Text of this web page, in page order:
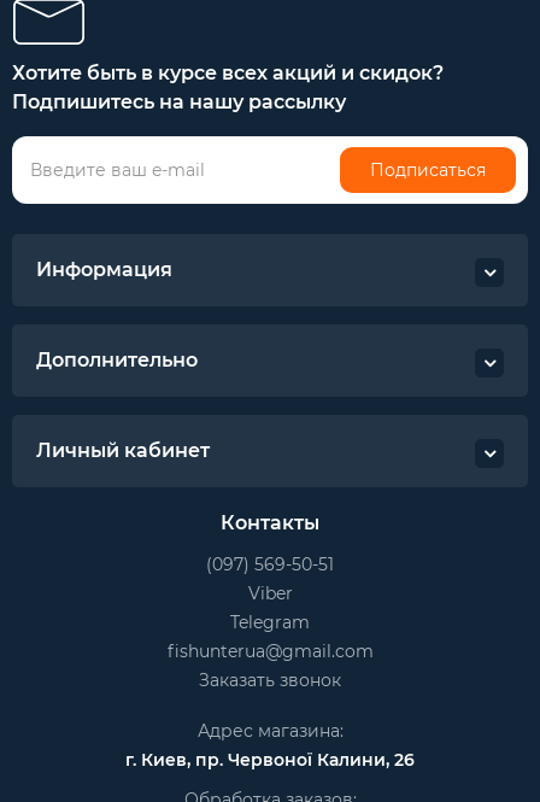
Хотите быть в курсе всех акций и скидок?
Подпишитесь на нашу рассылку
Подписаться
Информация
Дополнительно
Личный кабинет
Контакты
(097) 569-50-51
Viber
Telegram
fishunterua@gmail.com
Заказать звонок
Адрес магазина:
г. Киев, пр. Червоної Калини, 26